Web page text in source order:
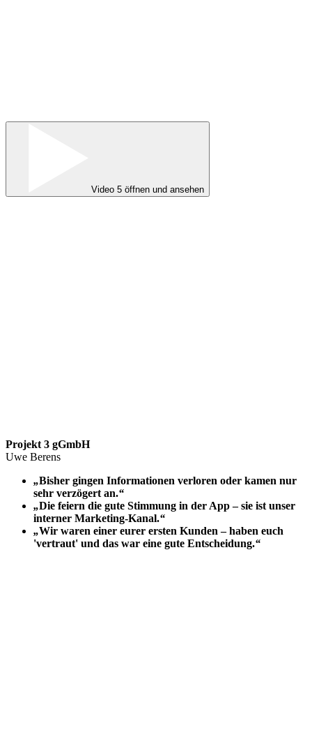
Video 5 öffnen und ansehen
Projekt 3 gGmbH
Uwe Berens
„Bisher gingen Informationen verloren oder kamen nur
sehr verzögert an.“
„Die feiern die gute Stimmung in der App – sie ist unser
interner Marketing-Kanal.“
„Wir waren einer eurer ersten Kunden – haben euch
'vertraut' und das war eine gute Entscheidung.“